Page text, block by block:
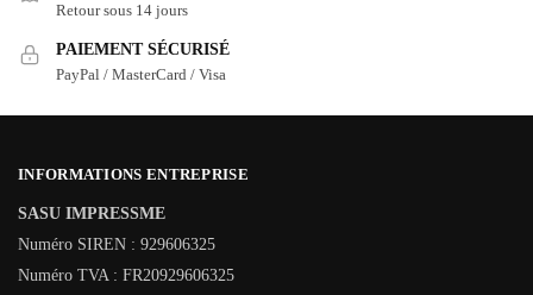
Retour sous 14 jours
PAIEMENT SÉCURISÉ
PayPal / MasterCard / Visa
INFORMATIONS ENTREPRISE
SASU IMPRESSME
Numéro SIREN : 929606325
Numéro TVA : FR20929606325